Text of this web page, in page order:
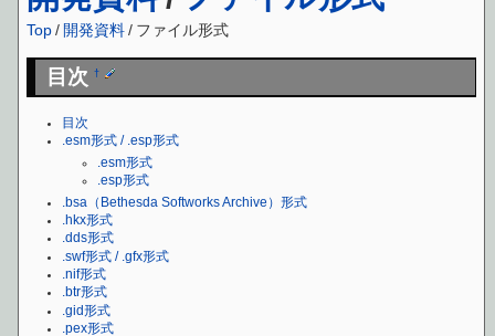
Top /開発資料/ ファイル形式
目次†
目次
.esm形式 / .esp形式
.esm形式
.esp形式
.bsa（Bethesda Softworks Archive）形式
.hkx形式
.dds形式
.swf形式 / .gfx形式
.nif形式
.btr形式
.gid形式
.pex形式